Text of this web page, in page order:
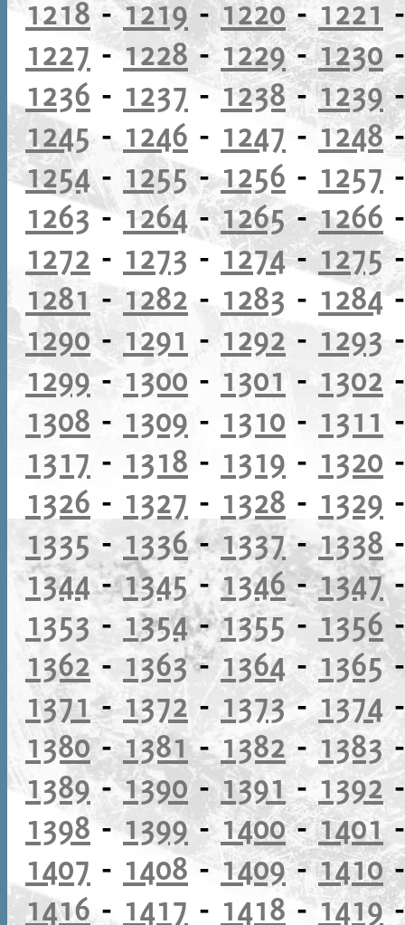
1218-1219-1220-1221
1227 -1228-1229-1230
1236 - 1237 -1238-1239
1245- 1246 - 1247 - 1248
1254- 1255-1256 - 1257
1263- 1264-1265-1266
1272 - 1273 - 1274-1275
1281 -1282 - 1283 - 1284
1290- 1291 - 1292 - 1293
1299 - 1300 - 1301 - 1302
1308 - 1309 - 1310 - 1311
1317 - 1318 - 1319 - 1320
1326 - 1327 - 1328 - 1329
1335- 1336-1337-1338
1344-1345-1346-1347
1353 - 1354-1355 -1356
1362 - 1363-1364- 1365
1371-1372 - 1373- 1374
1380-1381-1382-1383
1389-1390-1391- 1392
1398-1399- 1400-1401
1407 - 1408-1409-1410
1416 - 1417 - 1418 - 1419